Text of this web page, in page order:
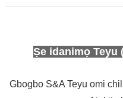
Ṣe idanimọ Teyu
Gbogbo S&A Teyu omi